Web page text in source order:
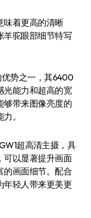
味着更高的清晰
羊驼眼部细节特写
优势之一，其6400
光能力和超高的宽
够带来图像亮度的
。
超高清主摄，具
可以显著提升画面
的画面细节。配合
年轻人带来更美更